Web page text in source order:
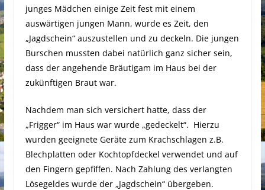
junges Mädchen einige Zeit fest mit einem
auswärtigen jungen Mann, wurde es Zeit, den
„Jagdschein“ auszustellen und zu deckeln. Die jungen
Burschen mussten dabei natürlich ganz sicher sein,
dass der angehende Bräutigam im Haus bei der
zukünftigen Braut war.
Nachdem man sich versichert hatte, dass der
„Frigger“ im Haus war wurde „gedeckelt“. Hierzu
wurden geeignete Geräte zum Krachschlagen z.B.
Blechplatten oder Kochtopfdeckel verwendet und auf
den Fingern gepfiffen. Nach Zahlung des verlangten
Lösegeldes wurde der „Jagdschein“ übergeben.